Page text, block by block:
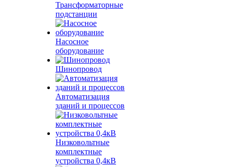
Трансформаторные
подстанции
Насосное
оборудование
Шинопровод
Автоматизация
зданий и процессов
Низковольтные
комплектные
устройства 0,4кВ